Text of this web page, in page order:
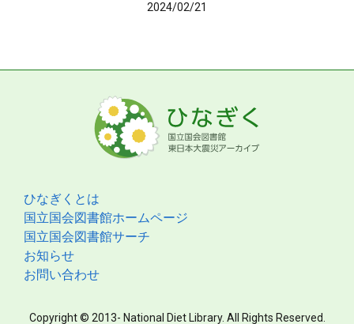
2024/02/21
ひなぎくとは
国立国会図書館ホームページ
国立国会図書館サーチ
お知らせ
お問い合わせ
Copyright © 2013- National Diet Library. All Rights Reserved.